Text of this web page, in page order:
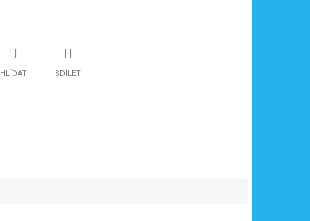
HLÍDAT SDÍLET